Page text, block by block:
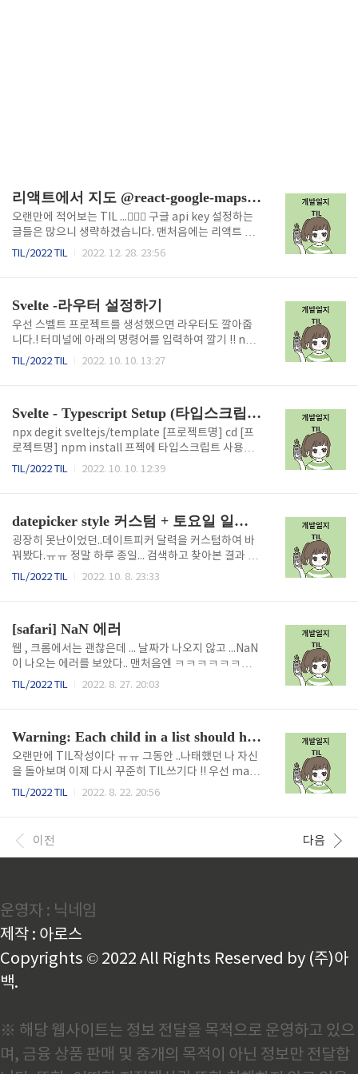
리액트에서 지도 @react-google-maps/api 라이브러리 사용하여 (TypeScript + Next 환경)
오랜만에 적어보는 TIL ...🧘🏻‍♀️ 구글 api key 설정하는
글들은 많으니 생략하겠습니다. 맨처음에는 리액트 환
경에서 구글 map 자바스크립트 api 튜토리얼을 보고,
맵에서 마커로 찍어주는 것이었다. 라이브러리를 깔지
않고 ,, 시도한 결과 n초마다 내 위치를 갱신할때마다
나의 위치를 찍어주는 마커가 계속 생성되는 것이었다..
ㅠㅠ ㅋㅋㅋㅋㅋㅋㅋㅋㅋㅋㅋㅋㅋㅋㅋㅋㅋㅋ일요
일 하루종일 고민하며 코드를 써내려갔지만, ㅠㅠ 나의
할 수 없겠다..
TIL/2022 TIL 2022. 12. 28. 23:56
Svelte -라우터 설정하기
우선 스벨트 프로젝트를 생성했으면 라우터도 깔아줍
니다.! 터미널에 아래의 명령어를 입력하여 깔기 !! np
m install --save svelte-spa-router app.svelte에
ndex.ts import Home from "./Home.svelte"; i
mport Write from "./Write.svelte"; export defa
ult { "/": Home, "/write": Write, }; src > Header.s
velte Home Write 스벨트로 라우터하기 ..
TIL/2022 TIL 2022. 10. 10. 13:27
Svelte - Typescript Setup (타입스크립트로 프로젝트 생성)
npx degit sveltejs/template [프로젝트명] cd [프
로젝트명] npm install 프젝에 타입스크립트 사용하
기! node scripts/setupTypeScript.js npm instal
TIL/2022 TIL 2022. 10. 10. 12:39
datepicker style 커스텀 + 토요일 일요일 색 바꾸기
굉장히 못난이었던..데이트피커 달력을 커스텀하여 바
꿔봤다.ㅠㅠ 정말 하루 종일... 검색하고 찾아본 결과 완
성했다.. 비록 디자인과 약간 다르지만,,ㅠㅠ 똑같이 하
mport DatePicker, { registerLocale } from 'rea
ct-datepicker'; import 'react-datepicker/dist/r
eact-datepicker.css'; import ko from 'date-fn
s/locale/ko'; import getYear from 'date-fns/g..
TIL/2022 TIL 2022. 10. 8. 23:33
[safari] NaN 에러
웹 , 크롬에서는 괜찮은데 ... 날짜가 나오지 않고 ...NaN
이 나오는 에러를 보았다.. 맨처음엔 ㅋㅋㅋㅋㅋㅋ이
유를 알지 못한채 ..뻘짓만 하다가..검색을 통해 알아냈
TIL/2022 TIL 2022. 8. 27. 20:03
Warning: Each child in a list should have a unique "key" prop
오랜만에 TIL작성이다 ㅠㅠ 그동안 ..나태했던 나 자신
을 돌아보며 이제 다시 꾸준히 TIL쓰기다 !! 우선 map
돌리면 key값을 넣어주는 건 알고있었는데.. key값을
세히..보아야 된다.. 문제의 코드 return ( {data?.leng
th > 0 ? ( data?.map((v, idx) => { return ( {index ?
dx) => { r..
TIL/2022 TIL 2022. 8. 22. 20:56
이전 다음
운영자 : 닉네임
제작 : 아로스
Copyrights © 2022 All Rights Reserved by (주)아
백.
※ 해당 웹사이트는 정보 전달을 목적으로 운영하고 있으
며, 금융 상품 판매 및 중개의 목적이 아닌 정보만 전달합